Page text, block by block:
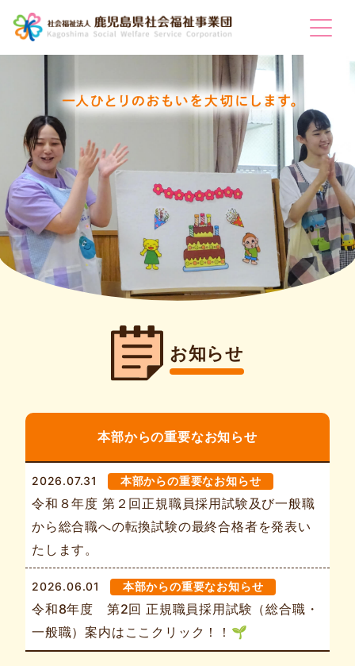
お知らせ
本部からの重要なお知らせ
2026.07.31 本部からの重要なお知らせ
令和８年度 第２回正規職員採用試験及び一般職
から総合職への転換試験の最終合格者を発表い
たします。
2026.06.01 本部からの重要なお知らせ
令和8年度 第2回 正規職員採用試験（総合職・
一般職）案内はここクリック！！🌱